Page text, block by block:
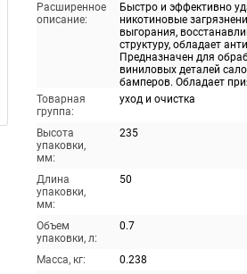
Расширенное
описание:
Быстро и эффективно
никотиновые
выгорания,
структуру, обладает
Предназначен для
виниловых деталей
бамперов. Обладает
Товарная
группа:
уход и очистка
Высота
упаковки,
мм:
235
Длина
упаковки,
мм:
50
Объем
упаковки, л:
0.7
Масса, кг:
0.238